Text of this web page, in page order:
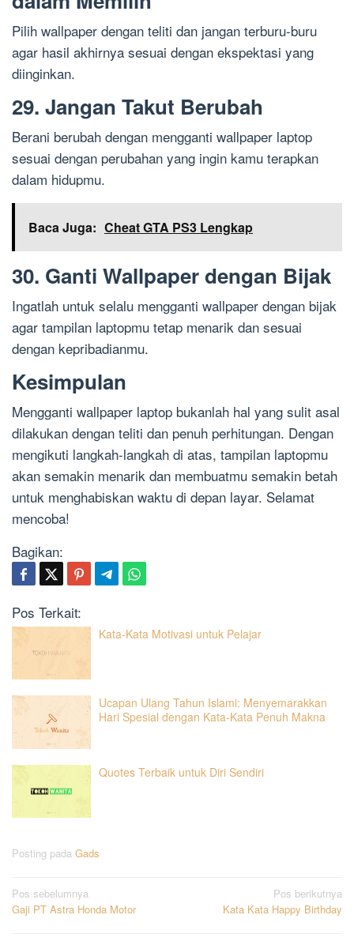
Pilih wallpaper dengan teliti dan jangan terburu-buru
agar hasil akhirnya sesuai dengan ekspektasi yang
diinginkan.
29. Jangan Takut Berubah
Berani berubah dengan mengganti wallpaper laptop
sesuai dengan perubahan yang ingin kamu terapkan
dalam hidupmu.
Baca Juga: Cheat GTA PS3 Lengkap
30. Ganti Wallpaper dengan Bijak
Ingatlah untuk selalu mengganti wallpaper dengan bijak
agar tampilan laptopmu tetap menarik dan sesuai
dengan kepribadianmu.
Kesimpulan
Mengganti wallpaper laptop bukanlah hal yang sulit asal
dilakukan dengan teliti dan penuh perhitungan. Dengan
mengikuti langkah-langkah di atas, tampilan laptopmu
akan semakin menarik dan membuatmu semakin betah
untuk menghabiskan waktu di depan layar. Selamat
mencoba!
Bagikan:
Pos Terkait:
Kata-Kata Motivasi untuk Pelajar
Ucapan Ulang Tahun Islami: Menyemarakkan
Hari Spesial dengan Kata-Kata Penuh Makna
Quotes Terbaik untuk Diri Sendiri
Posting pada Gads
Navigasi
pos
Pos sebelumnya
Gaji PT Astra Honda Motor
Pos berikutnya
Kata Kata Happy Birthday